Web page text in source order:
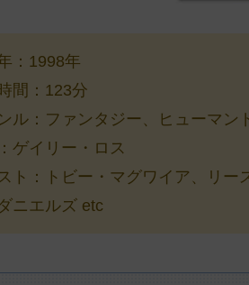
：1998年
間：123分
ル：ファンタジー、ヒューマン
ゲイリー・ロス
ト：トビー・マグワイア、リー
ニエルズ etc